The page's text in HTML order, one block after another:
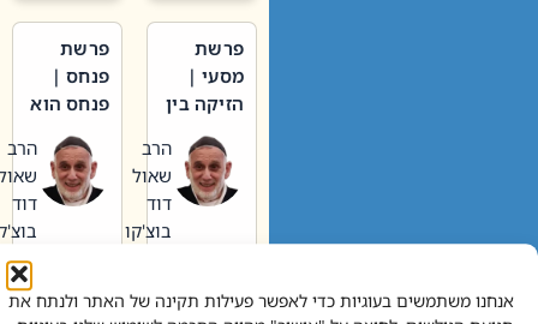
אנחנו משתמשים בעוגיות כדי לאפשר פעילות תקינה של האתר ולנתח את
פרשת
מסעי |
הזיקה בין
הגדול לעם הרב
שאול
דוד
בוצ'קו
לשמוע קול תורה – מדרש
פרשת
פנחס |
פנחס הוא
אליהו: בין
קנאות
הורסת
לקנאות
בונה
הרב
שאול
דוד
בוצ'קו
לשמוע קול